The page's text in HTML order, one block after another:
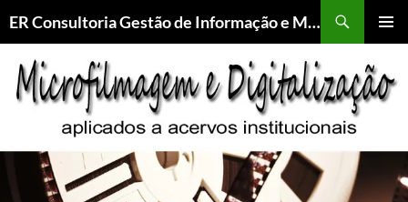
ER Consultoria Gestão de Informação e Memória Institucional
PARA
O
CONTEÚDO